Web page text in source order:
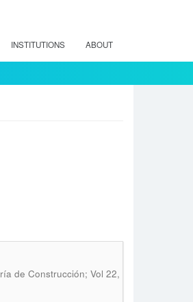
INSTITUTIONS ABOUT
de Construcción; Vol 22,